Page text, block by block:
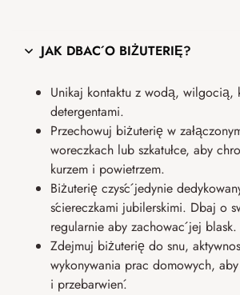
JAK DBAĆ O BIŻUTERIĘ?
Unikaj kontaktu z wodą, wilgocią,
detergentami.
Przechowuj biżuterię w
woreczkach lub szkatułce, aby
kurzem i powietrzem.
Biżuterię czyść jedynie
ściereczkami jubilerskimi. Dbaj o
regularnie aby zachować jej blask.
Zdejmuj biżuterię do snu,
wykonywania prac domowych,
i przebarwień.